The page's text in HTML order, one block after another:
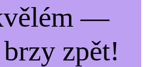
—
zpět!